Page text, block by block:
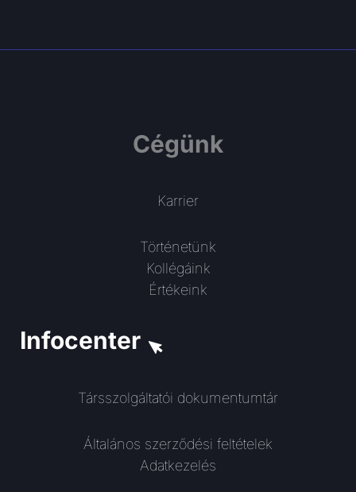
Cégünk
Karrier
Történetünk
Kollégáink
Értékeink
Infocenter
Társszolgáltatói dokumentumtár
Általános szerződési feltételek
Adatkezelés